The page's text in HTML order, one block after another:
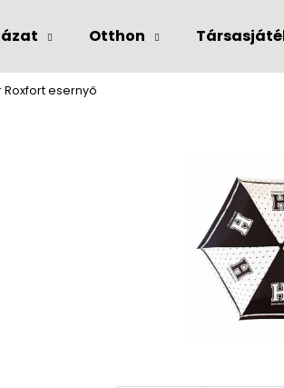
Otthon
Roxfort esernyő